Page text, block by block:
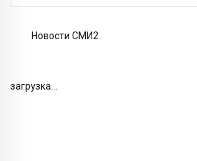
Новости СМИ2
загрузка...